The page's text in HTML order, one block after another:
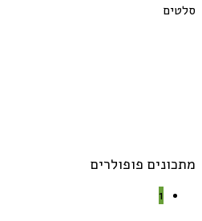
סלטים
מתכונים פופולרים
1